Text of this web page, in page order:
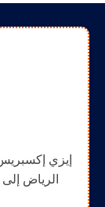
إيزي
الرياض